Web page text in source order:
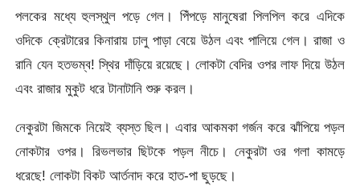
পলকের মধ্যে হুলস্থুল পড়ে গেল। পিঁপড়ে মানুষেরা পিলপিল করে এদিকে
ওদিকে ক্রেটারের কিনারায় ঢালু পাড়া বেয়ে উঠল এবং পালিয়ে গেল। রাজা ও
রানি যেন হতভম্ব! স্থির দাঁড়িয়ে রয়েছে। লোকটা বেদির ওপর লাফ দিয়ে উঠল
এবং রাজার মুকুট ধরে টানাটানি শুরু করল।
নেকুরটা জিমকে নিয়েই ব্যস্ত ছিল। এবার আকমকা গর্জন করে ঝাঁপিয়ে পড়ল
নোকটার ওপর। রিভলভার ছিটকে পড়ল নীচে। নেকুরটা ওর গলা কামড়ে
ধরেছে! লোকটা বিকট আর্তনাদ করে হাত-পা ছুড়ছে।